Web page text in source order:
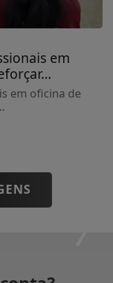
em
em oficina de